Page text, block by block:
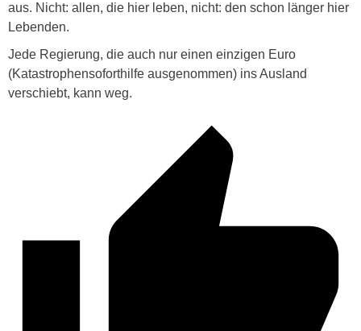
aus. Nicht: allen, die hier leben, nicht: den schon länger hier
Lebenden.
Jede Regierung, die auch nur einen einzigen Euro
(Katastrophensoforthilfe ausgenommen) ins Ausland
verschiebt, kann weg.